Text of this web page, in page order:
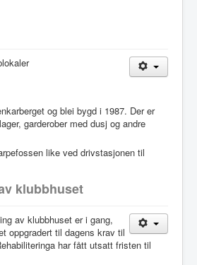
og blei bygd i 1987. Der er
garderober med dusj og andre
like ved drivstasjonen til
klubbhuset
av klubbhuset er i gang,
oppgradert til dagens krav til
har fått utsatt fristen til